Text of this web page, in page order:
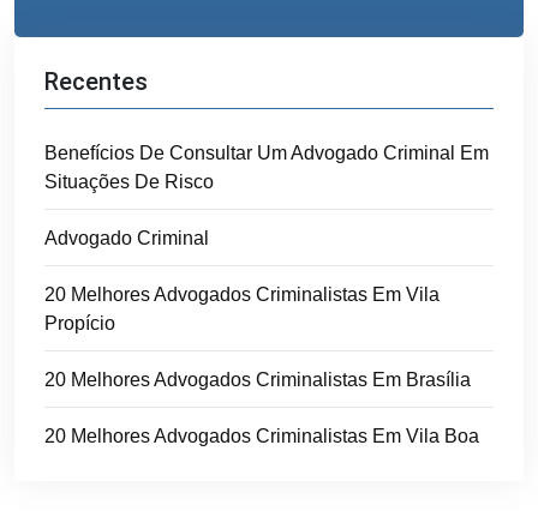
Recentes
Benefícios De Consultar Um Advogado Criminal Em
Situações De Risco
Advogado Criminal
20 Melhores Advogados Criminalistas Em Vila
Propício
20 Melhores Advogados Criminalistas Em Brasília
20 Melhores Advogados Criminalistas Em Vila Boa